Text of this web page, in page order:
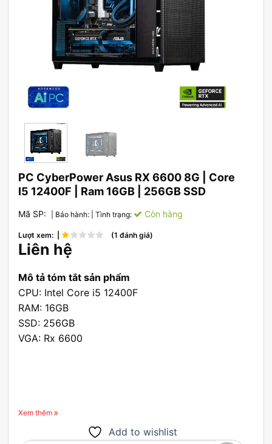
PC CyberPower Asus RX 6600 8G | Core
I5 12400F | Ram 16GB | 256GB SSD
Mã SP: | Bảo hành: | Tình trạng: Còn hàng
Lượt xem: | (1 đánh giá)
Liên hệ
Mô tả tóm tắt sản phẩm
CPU: Intel Core i5 12400F
RAM: 16GB
SSD: 256GB
VGA: Rx 6600
Xem thêm
Add to wishlist